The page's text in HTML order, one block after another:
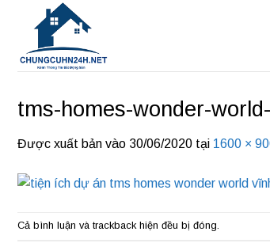
dung
tms-homes-wonder-
Được xuất bản vào 30/06/2020 tại 1600 ×
Cả bình luận và trackback hiện đều bị đóng.